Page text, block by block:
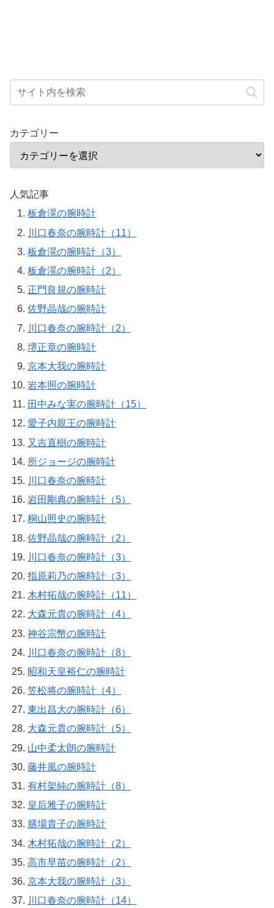
カテゴリー
人気記事
板倉滉の腕時計
川口春奈の腕時計（11）
板倉滉の腕時計（3）
板倉滉の腕時計（2）
正門良規の腕時計
佐野晶哉の腕時計
川口春奈の腕時計（2）
堺正章の腕時計
京本大我の腕時計
岩本照の腕時計
田中みな実の腕時計（15）
愛子内親王の腕時計
又吉直樹の腕時計
所ジョージの腕時計
川口春奈の腕時計
岩田剛典の腕時計（5）
桐山照史の腕時計
佐野晶哉の腕時計（2）
川口春奈の腕時計（3）
指原莉乃の腕時計（3）
木村拓哉の腕時計（11）
大森元貴の腕時計（4）
神谷宗幣の腕時計
川口春奈の腕時計（8）
昭和天皇裕仁の腕時計
笠松将の腕時計（4）
東出昌大の腕時計（6）
大森元貴の腕時計（5）
山中柔太朗の腕時計
藤井風の腕時計
有村架純の腕時計（8）
皇后雅子の腕時計
膳場貴子の腕時計
木村拓哉の腕時計（2）
高市早苗の腕時計（2）
京本大我の腕時計（3）
川口春奈の腕時計（14）